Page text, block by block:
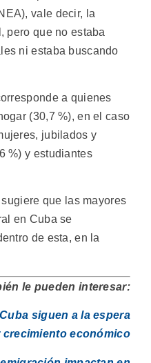
vale decir, la
pero que no estaba
ni estaba buscando
a quienes
(30,7 %), en el caso
jubilados y
%) y estudiantes
que las mayores
en Cuba se
de esta, en la
le pueden interesar:
siguen a la espera
crecimiento económico